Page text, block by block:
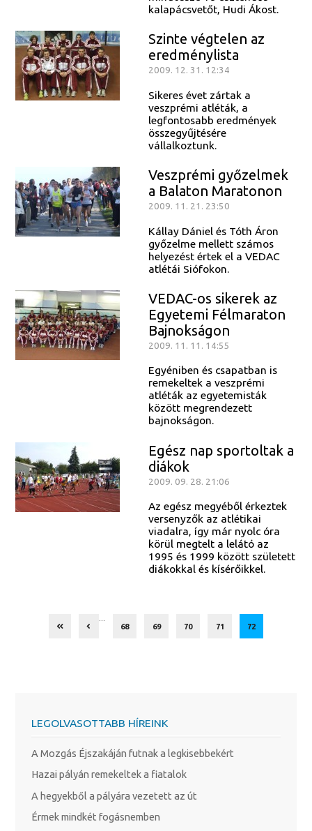
kalapácsvetőt, Hudi Ákost.
Szinte végtelen az
eredménylista
2009. 12. 31. 12:34
Sikeres évet zártak a
veszprémi atléták, a
legfontosabb eredmények
összegyűjtésére
vállalkoztunk.
Veszprémi győzelmek
a Balaton Maratonon
2009. 11. 21. 23:50
Kállay Dániel és Tóth Áron
győzelme mellett számos
helyezést értek el a VEDAC
atlétái Siófokon.
VEDAC-os sikerek az
Egyetemi Félmaraton
Bajnokságon
2009. 11. 11. 14:55
Egyéniben és csapatban is
remekeltek a veszprémi
atléták az egyetemisták
között megrendezett
bajnokságon.
Egész nap sportoltak a
diákok
2009. 09. 28. 21:06
Az egész megyéből érkeztek
versenyzők az atlétikai
viadalra, így már nyolc óra
körül megtelt a lelátó az
1995 és 1999 között született
diákokkal és kísérőikkel.
68
69 70 71 72
LEGOLVASOTTABB HÍREINK
A Mozgás Éjszakáján futnak a legkisebbekért
Hazai pályán remekeltek a fiatalok
A hegyekből a pályára vezetett az út
Érmek mindkét fogásnemben